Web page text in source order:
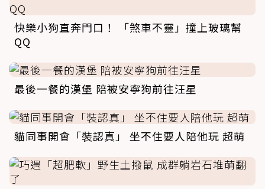
快樂小狗直奔門口！ 「煞車不靈」撞上玻璃幫
QQ
最後一餐的漢堡 陪被安寧狗前往汪星
貓同事開會「裝認真」 坐不住要人陪他玩 超萌